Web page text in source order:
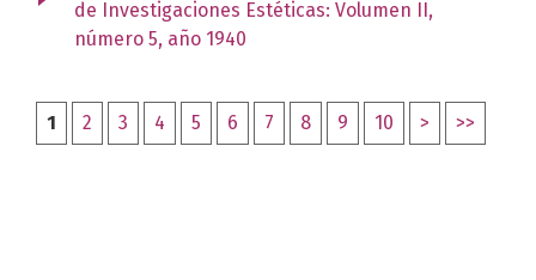
de Investigaciones Estéticas: Volumen II,
número 5, año 1940
1 2 3 4 5 6 7 8 9 10 > >>